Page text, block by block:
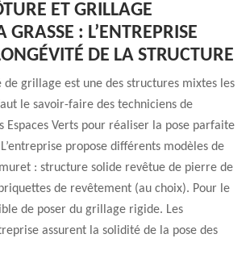
ET GRILLAGE
GRASSE : L’ENTREPRISE
DE LA STRUCTURE
de grillage est une des structures mixtes les
le savoir-faire des techniciens de
Espaces Verts pour réaliser la pose parfaite
propose différents modèles de
: structure solide revêtue de pierre de
de revêtement (au choix). Pour le
de poser du grillage rigide. Les
assurent la solidité de la pose des